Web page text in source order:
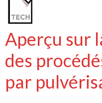
Aperçu sur
des
par